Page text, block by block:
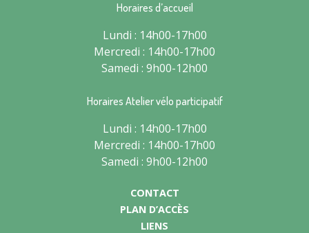
Horaires d’accueil
Lundi : 14h00-17h00
Mercredi : 14h00-17h00
Samedi : 9h00-12h00
Horaires Atelier vélo participatif
Lundi : 14h00-17h00
Mercredi : 14h00-17h00
Samedi : 9h00-12h00
CONTACT
PLAN D’ACCÈS
LIENS